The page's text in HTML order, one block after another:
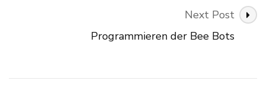
Next Post
Programmieren der Bee Bots